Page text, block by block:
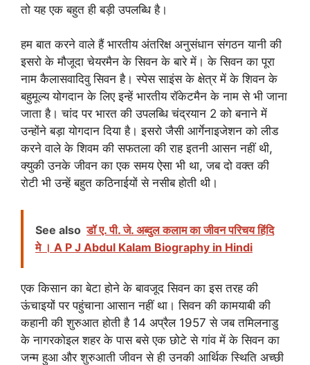
तो यह एक बहुत ही बड़ी उपलब्धि है।
हम बात करने वाले हैं भारतीय अंतरिक्ष अनुसंधान संगठन यानी की
इसरो के मौजूदा चेयरमैन के सिवन के बारे में। के सिवन का पूरा
नाम कैलासवादिवु सिवन है। स्पेस साइंस के क्षेत्र में के शिवन के
बहुमूल्य योगदान के लिए इन्हें भारतीय रॉकेटमैन के नाम से भी जाना
जाता है। चांद पर भारत की उपलब्धि चंद्रयान 2 को बनाने में
उन्होंने बड़ा योगदान दिया है। इसरो जैसी आर्गेनाइजेशन को लीड
करने वाले के शिवम की सफतला की राह इतनी आसन नहीं थी,
क्युकी उनके जीवन का एक समय ऐसा भी था, जब दो वक्त की
रोटी भी उन्हें बहुत कठिनाईयों से नसीब होती थी।
See also डॉ ए. पी. जे. अब्दुल कलाम का जीवन परिचय हिंदि
मे । A P J Abdul Kalam Biography in Hindi
एक किसान का बेटा होने के बावजूद सिवन का इस तरह की
ऊंचाइयों पर पहुंचाना आसान नहीं था। सिवन की कामयाबी की
कहानी की शुरुआत होती है 14 अप्रैल 1957 से जब तमिलनाडु
के नागरकोइल शहर के पास बसे एक छोटे से गांव में के सिवन का
जन्म हुआ और शुरुआती जीवन से ही उनकी आर्थिक स्थिति अच्छी